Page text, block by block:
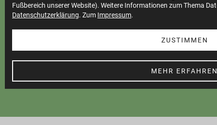
Fußbereich unserer Website). Weitere Informationen zum Thema
Datenschutzerklärung. Zum Impressum.
ZUSTIMMEN
MEHR
Teilnahmebedingungen